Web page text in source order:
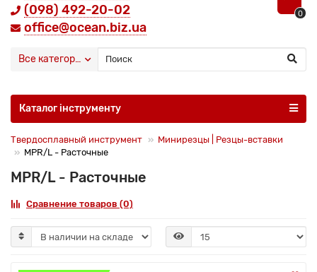
(098) 492-20-02
office@ocean.biz.ua
0
Все категории
Каталог інструменту
Твердосплавный инструмент
Минирезцы | Резцы-вставки
MPR/L - Расточные
MPR/L - Расточные
Сравнение товаров (0)